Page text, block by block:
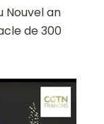
Nouvel an
de 300